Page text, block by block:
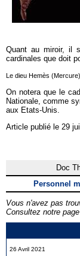
26 Avril 2021
Quant au miroir, il
cardinales que doit
Le dieu Hemès (Mercure)
On notera que le
Nationale, comme
aux Etats-Unis.
Article publié le 29
Doc
Personnel
Vous n'avez pas
Consultez notre